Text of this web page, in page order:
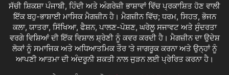
ਸੱਚੀ ਸ਼ਿਕਸ਼ਾ ਪੰਜਾਬੀ, ਹਿੰਦੀ ਅਤੇ ਅੰਗਰੇਜ਼ੀ ਭਾਸ਼ਾਵਾਂ ਵਿੱਚ ਪ੍ਰਕਾਸ਼ਿਤ ਹੋਣ ਵਾਲੀ
ਇੱਕ ਬਹੁ-ਭਾਸ਼ਾਈ ਮਾਸਿਕ ਮੈਗਜ਼ੀਨ ਹੈ। ਮੈਗਜ਼ੀਨ ਵਿੱਚ; ਧਰਮ, ਸਿਹਤ, ਭੋਜਨ
ਕਲਾ, ਯਾਤਰਾ, ਸਿੱਖਿਆ, ਫੈਸ਼ਨ, ਪਾਲਣ-ਪੋਸ਼ਣ, ਘਰੇਲੂ ਸਜਾਵਟ ਅਤੇ ਸੁੰਦਰਤਾ
ਵਰਗੇ ਵਿਸ਼ਿਆਂ ਦੀ ਇੱਕ ਵਿਸ਼ਾਲ ਸ਼੍ਰੇਣੀ ਨੂੰ ਕਵਰ ਕਰਦੀ ਹੈ। ਮੈਗਜ਼ੀਨ ਦਾ ਉਦੇਸ਼
ਲੋਕਾਂ ਨੂੰ ਸਮਾਜਿਕ ਅਤੇ ਅਧਿਆਤਮਿਕ ਤੌਰ 'ਤੇ ਜਾਗਰੂਕ ਕਰਨਾ ਅਤੇ ਉਨ੍ਹਾਂ ਨੂੰ
ਆਪਣੀ ਆਤਮਾ ਦੀ ਅੰਦਰੂਨੀ ਸ਼ਕਤੀ ਨਾਲ ਜੁੜਨ ਲਈ ਪ੍ਰੇਰਿਤ ਕਰਨਾ ਹੈ।